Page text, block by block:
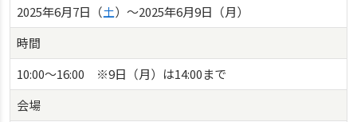
2025年6月7日（土）〜2025年6月9日（月）
時間
10:00～16:00 ※9日（月）は14:00まで
会場